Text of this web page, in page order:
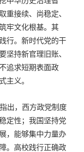
重接续、尚稳定、
牢文化根基。其
行。新时代党的干
坚持新官理旧账、
追求短期表面政
主义。
出，西方政党制度
定性；我国坚持党
，能够集中力量办
。高校践行正确政